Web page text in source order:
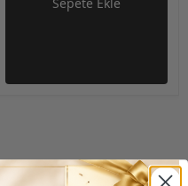
Sepete Ekle